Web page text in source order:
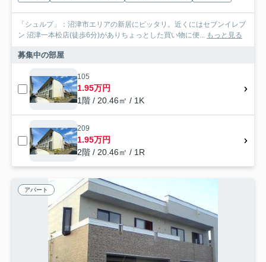
「シュルプ」：沼津市エリアの新居にピッタリ。近くにはセブンイレブ
ン 沼津一本松店(徒歩6分)がありちょっとした買い物に便... もっと見る
募集中の部屋
105
1.95万円
1階 / 20.46㎡ / 1K
209
1.95万円
2階 / 20.46㎡ / 1R
アパート